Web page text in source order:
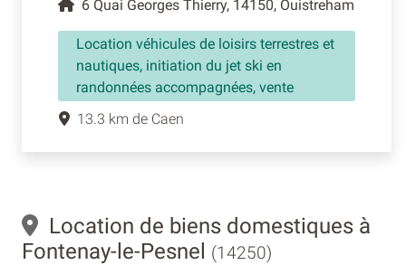
6 Quai Georges Thierry, 14150, Ouistreham
Location véhicules de loisirs terrestres et
nautiques, initiation du jet ski en
randonnées accompagnées, vente
13.3 km de Caen
Location de biens domestiques à
Fontenay-le-Pesnel (14250)